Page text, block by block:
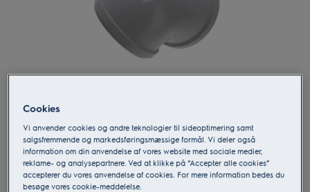
M2CKCF21
Lodret kurve, rund form D150
Cookies
Vi anvender cookies og andre teknologier til sideoptimering samt
salgsfremmende og markedsføringsmæssige formål. Vi deler også
information om din anvendelse af vores website med sociale medier,
reklame- og analysepartnere. Ved at klikke på “Accepter alle cookies”
accepterer du vores anvendelse af cookies. For mere information bedes du
besøge vores cookie-meddelelse.